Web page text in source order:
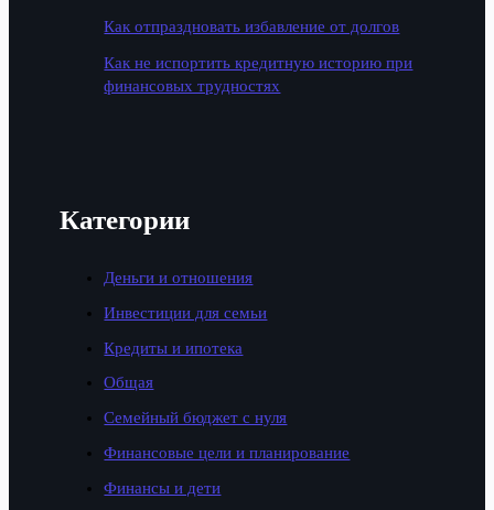
Как отпраздновать избавление от долгов
Как не испортить кредитную историю при
финансовых трудностях
Категории
Деньги и отношения
Инвестиции для семьи
Кредиты и ипотека
Общая
Семейный бюджет с нуля
Финансовые цели и планирование
Финансы и дети